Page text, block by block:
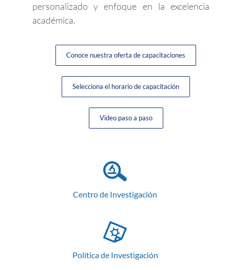
personalizado y enfoque en la excelencia
académica.
Conoce nuestra oferta de capacitaciones
Selecciona el horario de capacitación
Video paso a paso
Centro de Investigación
Política de Investigación